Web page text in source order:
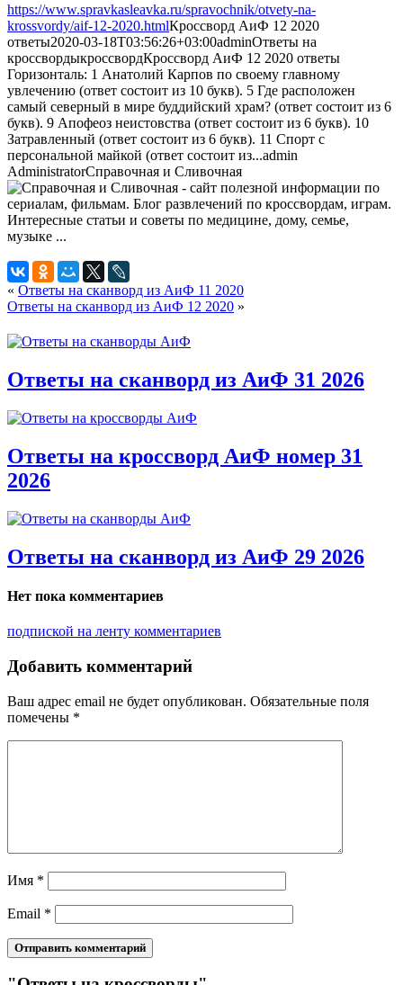
https://www.spravkasleavka.ru/spravochnik/otvety-na-
krossvordy/aif-12-2020.htmlКроссворд АиФ 12 2020
ответы2020-03-18T03:56:26+03:00adminОтветы на
кроссвордыкроссвордКроссворд АиФ 12 2020 ответы
Горизонталь: 1 Анатолий Карпов по своему главному
увлечению (ответ состоит из 10 букв). 5 Где расположен
самый северный в мире буддийский храм? (ответ состоит из 6
букв). 9 Апофеоз неистовства (ответ состоит из 6 букв). 10
Затравленный (ответ состоит из 6 букв). 11 Спорт с
персональной майкой (ответ состоит из...admin
AdministratorСправочная и Сливочная
« Ответы на сканворд из АиФ 11 2020
Ответы на сканворд из АиФ 12 2020 »
Ответы на сканворд из АиФ 31 2026
Ответы на кроссворд АиФ номер 31
2026
Ответы на сканворд из АиФ 29 2026
Нет пока комментариев
подпиской на ленту комментариев
Добавить комментарий
Ваш адрес email не будет опубликован. Обязательные поля
помечены *
Имя *
Email *